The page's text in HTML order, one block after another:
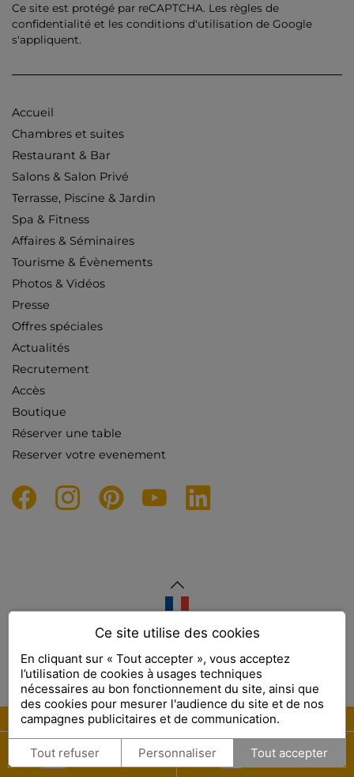
RÉSERVER
COFFRETS
CADEAUX
Ce site est protégé par reCAPTCHA. Les règles de
confidentialité et les conditions d'utilisation de Google
s'appliquent.
Accueil
Chambres et suites
Restaurant & Bar
Salons & Salon Privé
Terrasse, Piscine & Jardin
Spa & Fitness
Affaires & Séminaires
Tourisme & Évènements
Photos & Vidéos
Presse
Offres spéciales
Actualités
Recrutement
Accès
Boutique
Réserver une table
Reserver votre evenement
DESIGN ET REFERENCEMENT
MENTIONS LÉGALES -CONFIDENTIALITÉ -GESTION DES COOKIES
Ce site utilise des cookies
En cliquant sur « Tout accepter », vous acceptez
l’utilisation de cookies à usages techniques
nécessaires au bon fonctionnement du site, ainsi que
des cookies pour mesurer l'audience du site et de nos
campagnes publicitaires et de communication.
Tout refuser Personnaliser Tout accepter